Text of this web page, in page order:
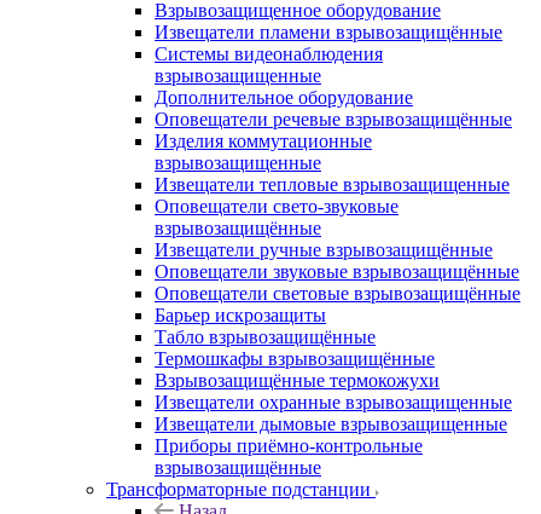
Взрывозащищенное оборудование
Извещатели пламени взрывозащищённые
Системы видеонаблюдения
взрывозащищенные
Дополнительное оборудование
Оповещатели речевые взрывозащищённые
Изделия коммутационные
взрывозащищенные
Извещатели тепловые взрывозащищенные
Оповещатели свето-звуковые
взрывозащищённые
Извещатели ручные взрывозащищённые
Оповещатели звуковые взрывозащищённые
Оповещатели световые взрывозащищённые
Барьер искрозащиты
Табло взрывозащищённые
Термошкафы взрывозащищённые
Взрывозащищённые термокожухи
Извещатели охранные взрывозащищенные
Извещатели дымовые взрывозащищенные
Приборы приёмно-контрольные
взрывозащищённые
Трансформаторные подстанции